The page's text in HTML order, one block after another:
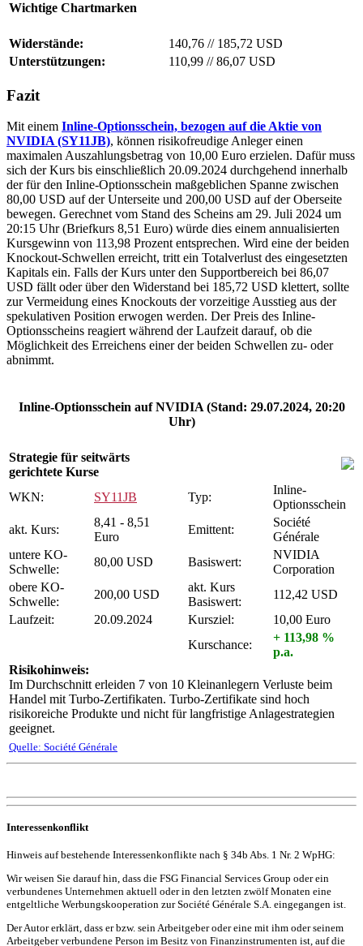
Wichtige Chartmarken
Widerstände: 140,76 //185,72 USD
Unterstützungen:
110,99 //86,07 USD
Fazit
Mit einem Inline-Optionsschein, bezogen auf die Aktie von
NVIDIA (SY11JB), können risikofreudige Anleger einen
maximalen Auszahlungsbetrag von 10,00 Euro erzielen. Dafür muss
sich der Kurs bis einschließlich 20.09.2024 durchgehend innerhalb
der für den Inline-Optionsschein maßgeblichen Spanne zwischen
80,00 USD auf der Unterseite und 200,00 USD auf der Oberseite
bewegen. Gerechnet vom Stand des Scheins am 29. Juli 2024 um
20:15 Uhr (Briefkurs 8,51 Euro) würde dies einem annualisierten
Kursgewinn von 113,98 Prozent entsprechen. Wird eine der beiden
Knockout-Schwellen erreicht, tritt ein Totalverlust des eingesetzten
Kapitals ein. Falls der Kurs unter den Supportbereich bei 86,07
USD fällt oder über den Widerstand bei 185,72 USD klettert, sollte
zur Vermeidung eines Knockouts der vorzeitige Ausstieg aus der
spekulativen Position erwogen werden. Der Preis des Inline-
Optionsscheins reagiert während der Laufzeit darauf, ob die
Möglichkeit des Erreichens einer der beiden Schwellen zu- oder
abnimmt.
Inline-Optionsschein auf NVIDIA (Stand: 29.07.2024, 20:20
Uhr)
Strategie für seitwärts
gerichtete Kurse
WKN:
SY11JB Typ:
Inline-
Optionsschein
akt. Kurs:
8,41 - 8,51
Euro
Emittent:
Société
Générale
untere KO-
Schwelle:
80,00 USD Basiswert:
NVIDIA
Corporation
obere KO-
Schwelle:
200,00 USD
akt. Kurs
Basiswert:
112,42 USD
Laufzeit:
20.09.2024 Kursziel:
10,00 Euro
Kurschance:
+ 113,98 %
p.a.
Risikohinweis:
Im Durchschnitt erleiden 7 von 10 Kleinanlegern Verluste beim
Handel mit Turbo-Zertifikaten. Turbo-Zertifikate sind hoch
risikoreiche Produkte und nicht für langfristige Anlagestrategien
geeignet.
Quelle: Société Générale
Interessenkonflikt
Hinweis auf bestehende Interessenkonflikte nach § 34b Abs. 1 Nr. 2 WpHG:
Wir weisen Sie darauf hin, dass die FSG Financial Services Group oder ein
verbundenes Unternehmen aktuell oder in den letzten zwölf Monaten eine
entgeltliche Werbungskooperation zur Société Générale S.A. eingegangen ist.
Der Autor erklärt, dass er bzw. sein Arbeitgeber oder eine mit ihm oder seinem
Arbeitgeber verbundene Person im Besitz von Finanzinstrumenten ist, auf die